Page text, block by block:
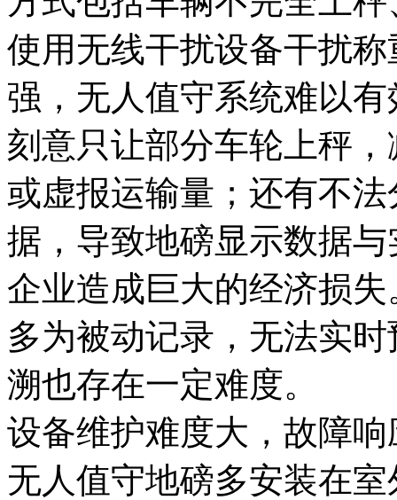
使用无线干扰设备干扰
强，无人值守系统难以
刻意只让部分车轮上秤
或虚报运输量；还有不
据，导致地磅显示数据
企业造成巨大的经济损
多为被动记录，无法实
溯也存在一定难度。
设备维护难度大，故障
无人值守地磅多安装在